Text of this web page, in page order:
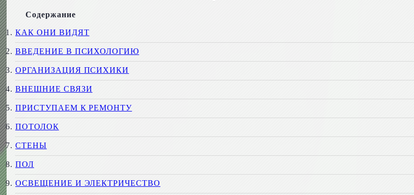
Содержание
КАК ОНИ ВИДЯТ
ВВЕДЕНИЕ В ПСИХОЛОГИЮ
ОРГАНИЗАЦИЯ ПСИХИКИ
ВНЕШНИЕ СВЯЗИ
ПРИСТУПАЕМ К РЕМОНТУ
ПОТОЛОК
СТЕНЫ
ПОЛ
ОСВЕЩЕНИЕ И ЭЛЕКТРИЧЕСТВО